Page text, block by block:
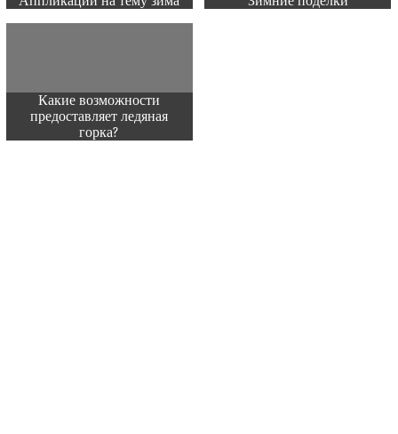
Какие возможности
предоставляет ледяная
горка?